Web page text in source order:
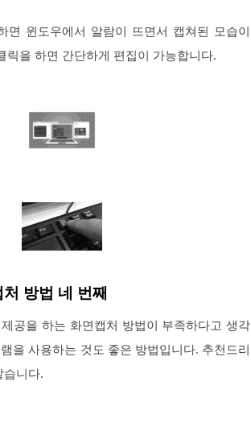
면 윈도우에서 알람이 뜨면서 캡쳐된 모습이
릭을 하면 간단하게 편집이 가능합니다.
방법 네 번째
공을 하는 화면캡처 방법이 부족하다고 생각
을 사용하는 것도 좋은 방법입니다. 추천드리
습니다.